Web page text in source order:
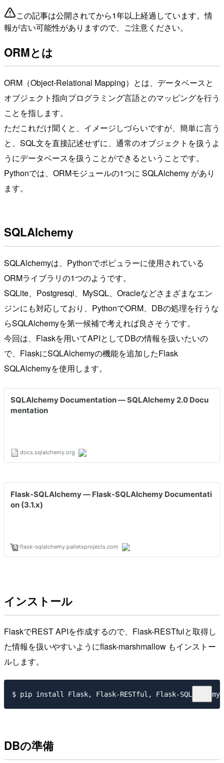
この記事は公開されてから1年以上経過しています。情
報が古い可能性がありますので、ご注意ください。
ORMとは
ORM（Object-Relational Mapping）とは、データベースと
オブジェクト指向プログラミング言語とのマッピングを行う
ことを指します。
ただこれだけ聞くと、イメージしづらいですが、簡単に言う
と、SQL文を直接記述せずに、通常のオブジェクトを扱うよ
うにデータベースを扱うことができるということです。
Pythonでは、ORMモジュールの1つに SQLAlchemy があり
ます。
SQLAlchemy
SQLAlchemyは、Pythonでポピュラーに使用されている
ORMライブラリの1つのようです。
SQLite、Postgresql、MySQL、Oracleなどさまざまなエン
ジンにも対応しており、PythonでORM、DBの処理を行うな
らSQLAlchemyを第一候補で考えれば良さそうです。
今回は、Flaskを用いてAPIとしてDBの情報を扱いたいの
で、FlaskにSQLAlchemyの機能を追加したFlask
SQLAlchemyを使用します。
インストール
FlaskでREST APIを作成するので、Flask-RESTfulと取得し
た情報を扱いやすいようにflask-marshmallow もインストー
ルします。
DBの準備